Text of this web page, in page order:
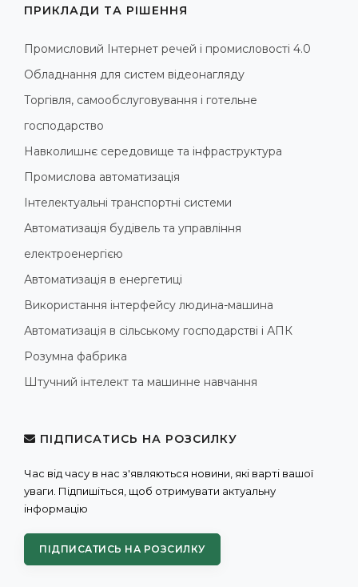
ПРИКЛАДИ ТА РІШЕННЯ
Промисловий Інтернет речей і промисловості 4.0
Обладнання для систем відеонагляду
Торгівля, самообслуговування і готельне
господарство
Навколишнє середовище та інфраструктура
Промислова автоматизація
Інтелектуальні транспортні системи
Автоматизація будівель та управління
електроенергією
Автоматизація в енергетиці
Використання інтерфейсу людина-машина
Автоматизація в сільському господарстві і АПК
Розумна фабрика
Штучний інтелект та машинне навчання
ПІДПИСАТИСЬ НА РОЗСИЛКУ
Час від часу в нас з'являються новини, які варті вашої
уваги. Підпишіться, щоб отримувати актуальну
інформацію
ПІДПИСАТИСЬ НА РОЗСИЛКУ